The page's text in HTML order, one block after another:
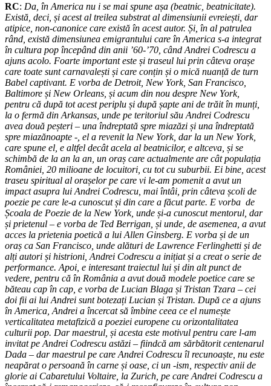
RC: Da, în America nu i se mai spune așa (beatnic, beatnicitate).
Există, deci, și acest al treilea substrat al dimensiunii evreiești, dar
atipice, non-canonice care există în acest autor. Și, în al patrulea
rând, există dimensiunea emigrantului care în America s-a integrat
în cultura pop începând din anii ’60-’70, când Andrei Codrescu a
ajuns acolo. Foarte important este și traseul lui prin câteva orașe
care toate sunt carnavalești și care conțin și o mică nuanță de turn
Babel captivant. E vorba de Detroit, New York, San Francisco,
Baltimore și New Orleans, și acum din nou despre New York,
pentru că după tot acest periplu și după șapte ani de trăit în munți,
la o fermă din Arkansas, unde pe teritoriul său Andrei Codrescu
avea două peșteri – una îndreptată spre miazăzi și una îndreptată
spre miazănoapte -, el a revenit la New York, dar la un New York,
care spune el, e altfel decât acela al beatnicilor, e altceva, și se
schimbă de la an la an, un oraș care actualmente are cât populația
României, 20 milioane de locuitori, cu tot cu suburbii. Ei bine, acest
traseu spiritual al orașelor pe care vi le-am pomenit a avut un
impact asupra lui Andrei Codrescu, mai întâi, prin câteva școli de
poezie pe care le-a cunoscut și din care a făcut parte. E vorba de
Școala de Poezie de la New York, unde și-a cunoscut mentorul, dar
și prietenul – e vorba de Ted Berrigan, și unde, de asemenea, a avut
acces la prietenia poetică a lui Allen Ginsberg. E vorba și de un
oraș ca San Francisco, unde alături de Lawrence Ferlinghetti și de
alți autori și histrioni, Andrei Codrescu a inițiat și a creat o serie de
performance. Apoi, e interesant traiectul lui și din alt punct de
vedere, pentru că în România a avut două modele poetice care se
băteau cap în cap, e vorba de Lucian Blaga și Tristan Tzara – cei
doi fii ai lui Andrei sunt botezați Lucian și Tristan. După ce a ajuns
în America, Andrei a încercat să îmbine ceea ce el numește
verticalitatea metafizică a poeziei europene cu orizontalitatea
culturii pop. Dar maestrul, și acesta este motivul pentru care l-am
invitat pe Andrei Codrescu astăzi – fiindcă am sărbătorit centenarul
Dada – dar maestrul pe care Andrei Codrescu îl recunoaște, nu este
neapărat o persoană în carne și oase, ci un -ism, respectiv anii de
glorie ai Cabaretului Voltaire, la Zurich, pe care Andrei Codrescu a